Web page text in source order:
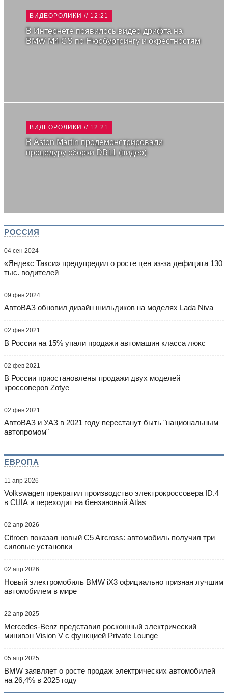
ВИДЕОРОЛИКИ // 12:21
В Интернете появилось видео дрифта на
BMW M4 CS по Нюрбургрингу и окрестностям
ВИДЕОРОЛИКИ // 12:21
В Aston Martin продемонстрировали
процедуру сборки DB11 (видео)
РОССИЯ
04 сен 2024
«Яндекс Такси» предупредил о росте цен из-за дефицита 130
тыс. водителей
09 фев 2024
АвтоВАЗ обновил дизайн шильдиков на моделях Lada Niva
02 фев 2021
В России на 15% упали продажи автомашин класса люкс
02 фев 2021
В России приостановлены продажи двух моделей
кроссоверов Zotye
02 фев 2021
АвтоВАЗ и УАЗ в 2021 году перестанут быть "национальным
автопромом"
ЕВРОПА
11 апр 2026
Volkswagen прекратил производство электрокроссовера ID.4
в США и переходит на бензиновый Atlas
02 апр 2026
Citroen показал новый C5 Aircross: автомобиль получил три
силовые установки
02 апр 2026
Новый электромобиль BMW iX3 официально признан лучшим
автомобилем в мире
22 апр 2025
Mercedes-Benz представил роскошный электрический
минивэн Vision V с функцией Private Lounge
05 апр 2025
BMW заявляет о росте продаж электрических автомобилей
на 26,4% в 2025 году